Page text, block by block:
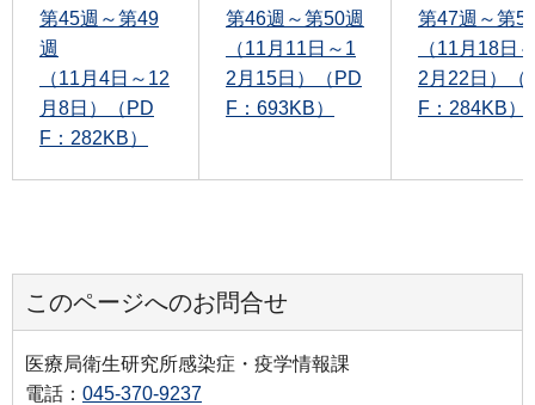
第45週～第49
週
（11月4日～12
月8日）（PD
F：282KB）
第46週～第50週
（11月11日～1
2月15日）（PD
F：693KB）
第47週～第
（11月18日
2月22日）（
F：284KB）
このページへのお問合せ
医療局衛生研究所感染症・疫学情報課
電話： 045-370-9237